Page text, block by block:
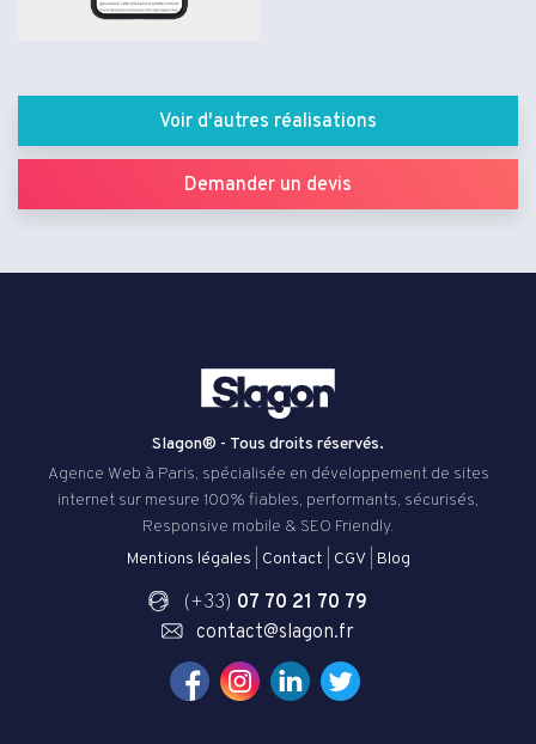
Voir d'autres réalisations
Demander un devis
Slagon® - Tous droits réservés.
Agence Web à Paris, spécialisée en développement de sites
internet sur mesure 100% fiables, performants, sécurisés,
Responsive mobile & SEO Friendly.
Mentions légales
Contact CGV| Blog
(+33) 07 70 21 70 79
contact@slagon.fr